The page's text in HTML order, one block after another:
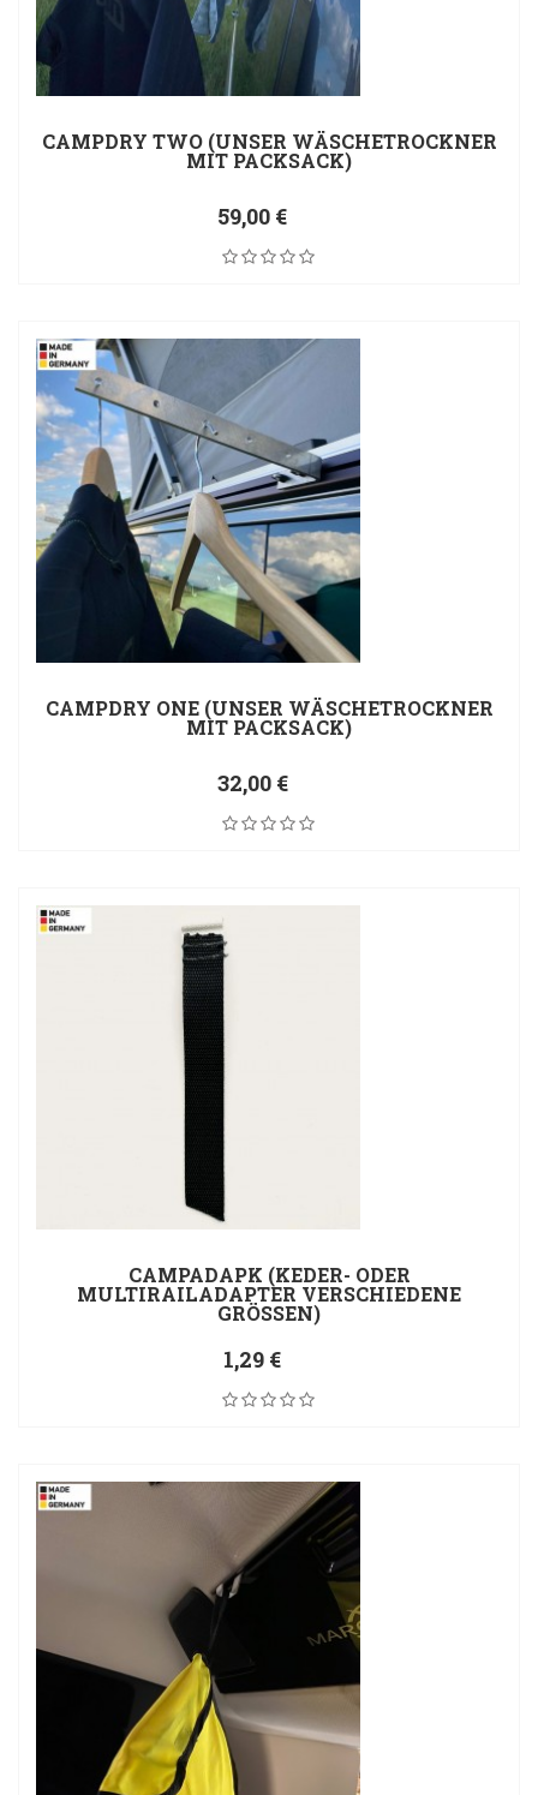
CAMPDRY TWO (UNSER WÄSCHETROCKNER
MIT PACKSACK)
59,00 €
CAMPDRY ONE (UNSER WÄSCHETROCKNER
MIT PACKSACK)
32,00 €
CAMPADAPK (KEDER- ODER
MULTIRAILADAPTER VERSCHIEDENE
GRÖSSEN)
1,29 €